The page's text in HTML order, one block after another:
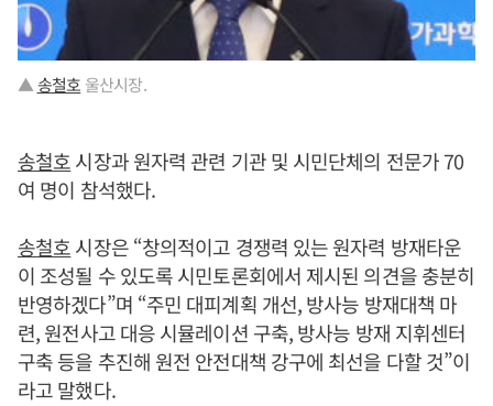
▲송철호 울산시장.
송철호시장과 원자력 관련 기관 및 시민단체의 전문가 70
여 명이 참석했다.
송철호시장은 “창의적이고 경쟁력 있는 원자력 방재타운
이 조성될 수 있도록 시민토론회에서 제시된 의견을 충분히
반영하겠다”며 “주민 대피계획 개선, 방사능 방재대책 마
련, 원전사고 대응 시뮬레이션 구축, 방사능 방재 지휘센터
구축 등을 추진해 원전 안전대책 강구에 최선을 다할 것”이
라고 말했다.